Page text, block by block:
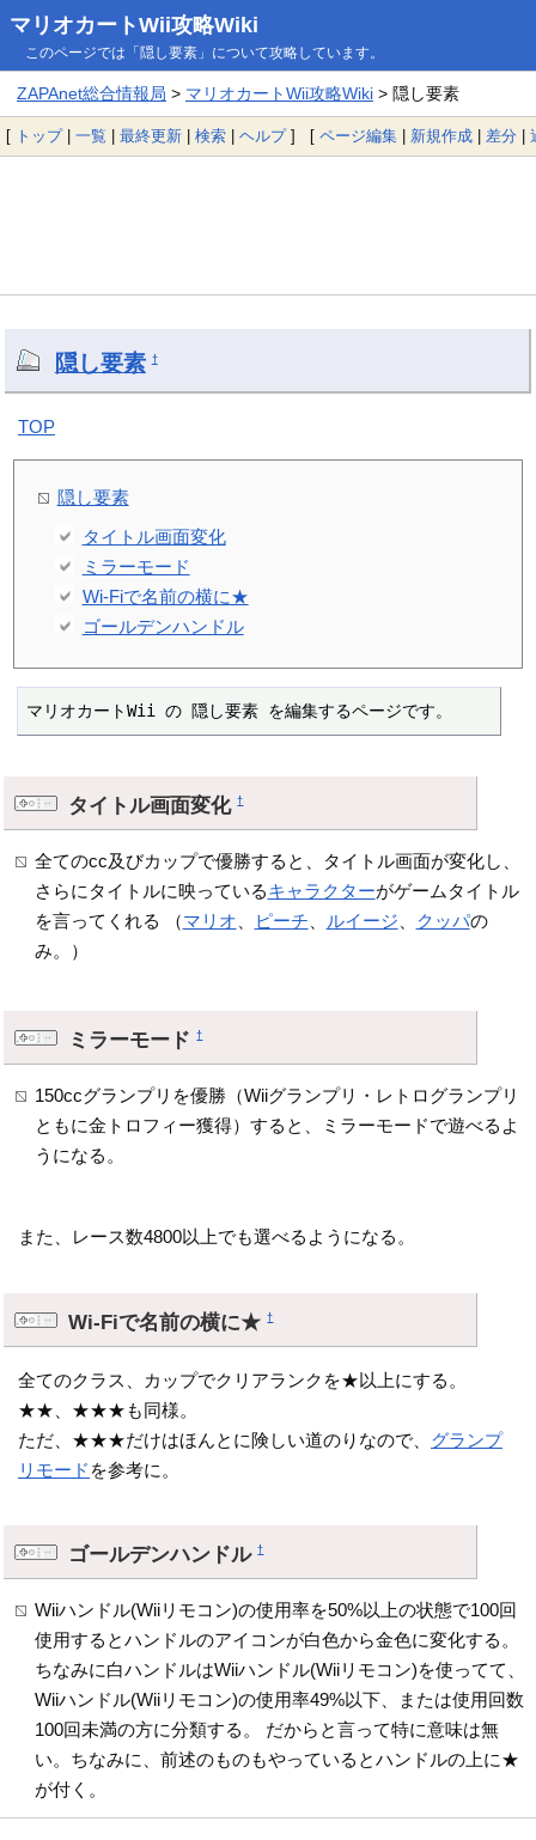
マリオカートWii攻略Wiki
このページでは「隠し要素」について攻略しています。
ZAPAnet総合情報局 > マリオカートWii攻略Wiki> 隠し要素
[ トップ| 一覧 | 最終更新 | 検索 | ヘルプ] [ ページ編集 | 新規作成 | 差分 |
隠し要素 †
TOP
隠し要素
タイトル画面変化
ミラーモード
Wi-Fiで名前の横に★
ゴールデンハンドル
マリオカートWii の 隠し要素 を編集するページです。
タイトル画面変化†
全てのcc及びカップで優勝すると、タイトル画面が変化し、
さらにタイトルに映っているキャラクターがゲームタイトル
を言ってくれる （マリオ ピーチ ルイージ クッパの
み。）
ミラーモード†
150ccグランプリを優勝（Wiiグランプリ・レトログランプリ
ともに金トロフィー獲得）すると、ミラーモードで遊べるよ
うになる。
また、レース数4800以上でも選べるようになる。
Wi-Fiで名前の横に★†
全てのクラス、カップでクリアランクを★以上にする。
★★、★★★も同様。
ただ、★★★だけはほんとに険しい道のりなので、 グランプ
リモード を参考に。
ゴールデンハンドル†
Wiiハンドル(Wiiリモコン)の使用率を50%以上の状態で100回
使用するとハンドルのアイコンが白色から金色に変化する。
ちなみに白ハンドルはWiiハンドル(Wiiリモコン)を使ってて、
Wiiハンドル(Wiiリモコン)の使用率49%以下、または使用回数
100回未満の方に分類する。 だからと言って特に意味は無
い。ちなみに、前述のものもやっているとハンドルの上に★
が付く。